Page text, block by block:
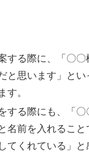
する際に、「〇
と思います」と
す。
する際にも、「
名前を入れるこ
てくれている」と